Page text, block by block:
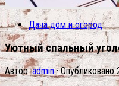
Дача дом и огород
Уютный спальный
Автор:admin · Опубликовано